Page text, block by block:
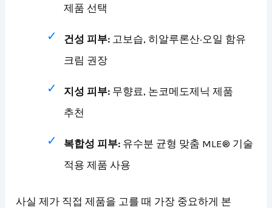
제품 선택
건성 피부: 고보습, 히알루론산·오일 함유
크림 권장
지성 피부: 무향료, 논코메도제닉 제품
추천
복합성 피부: 유수분 균형 맞춤 MLE® 기술
적용 제품 사용
사실 제가 직접 제품을 고를 때 가장 중요하게 본